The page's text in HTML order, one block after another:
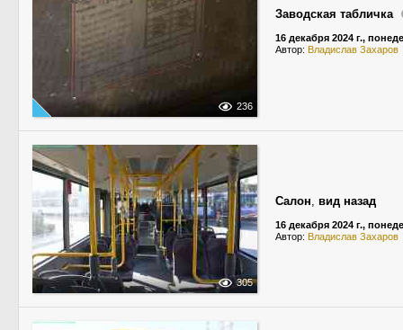
236
Заводская табличка
16 декабря 2024 г.,
Автор: Владислав Захаров
305
Салон, вид назад
16 декабря 2024 г.,
Автор: Владислав Захаров